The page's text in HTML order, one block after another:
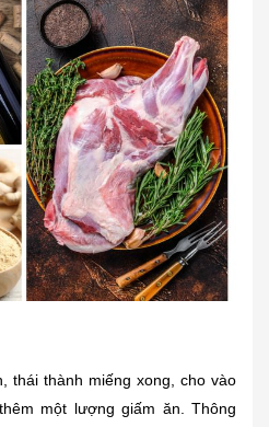
thái thành miếng xong, cho vào
một lượng giấm ăn. Thông